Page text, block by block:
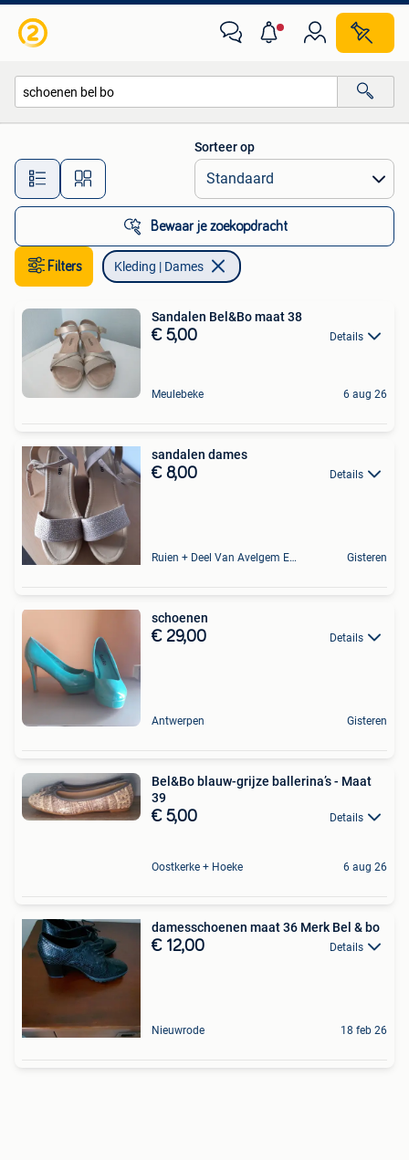
Alle afstanden…
Sorteer op
Bewaar je zoekopdracht
Filters Kleding | Dames
Sandalen Bel&Bo maat 38
€ 5,00 Details
Meulebeke 6 aug 26
sandalen dames
€ 8,00 Details
Ruien + Deel Van Avelgem En Waarmaarde Gisteren
schoenen
€ 29,00 Details
Antwerpen Gisteren
Bel&Bo blauw-grijze ballerina’s - Maat
39
€ 5,00 Details
Oostkerke + Hoeke 6 aug 26
damesschoenen maat 36 Merk Bel & bo
€ 12,00 Details
Nieuwrode 18 feb 26